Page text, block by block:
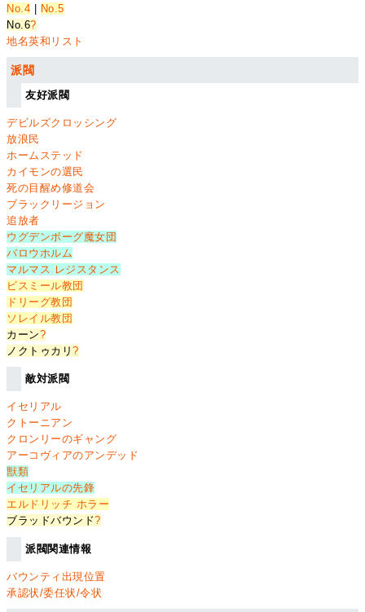
No.4
No.5
No.6?
地名英和リスト
派閥
友好派閥
デビルズクロッシング
放浪民
ホームステッド
カイモンの選民
死の目醒め修道会
ブラックリージョン
追放者
ウグデンボーグ魔女団
バロウホルム
マルマス レジスタンス
ビスミール教団
ドリーグ教団
ソレイル教団
カーン?
ノクトゥカリ?
敵対派閥
イセリアル
クトーニアン
クロンリーのギャング
アーコヴィアのアンデッド
獣類
イセリアルの先鋒
エルドリッチ ホラー
ブラッドバウンド?
派閥関連情報
バウンティ出現位置
承認状/委任状/令状